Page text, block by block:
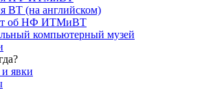
ВТ (на английском)
об НФ ИТМиВТ
компьютерный музей
явки